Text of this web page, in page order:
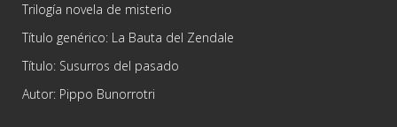
Trilogía novela de misterio
Título genérico: La Bauta del Zendale
Título: Susurros del pasado
Autor: Pippo Bunorrotri